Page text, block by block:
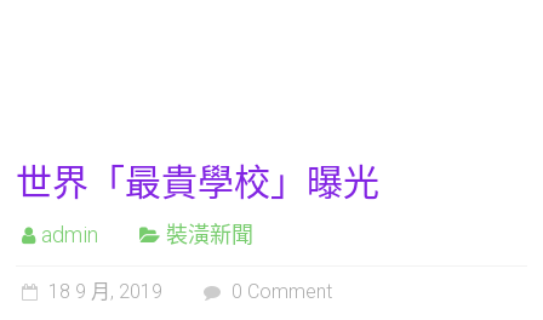
世界「最貴學校」曝光
admin 裝潢新聞
18 9 月, 2019 0 Comment